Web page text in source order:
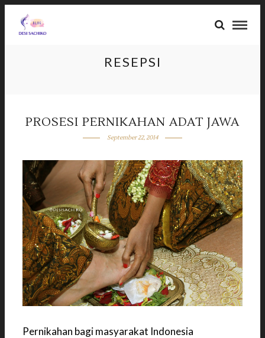
RESEPSI
PROSESI PERNIKAHAN ADAT JAWA
September 22, 2014
Pernikahan bagi masyarakat Indonesia